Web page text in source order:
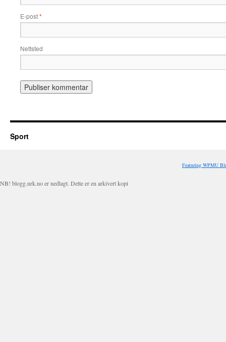
E-post*
Nettsted
Sport
Featuring WPMU
NB! blogg.nrk.no er nedlagt. Dette er en arkivert kopi